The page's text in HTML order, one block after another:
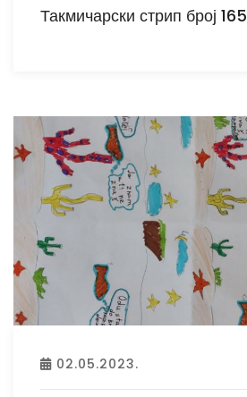
Такмичарски стрип број 165
02.05.2023.